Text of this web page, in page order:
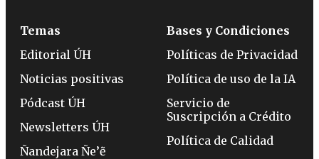
Temas
Editorial ÚH
Noticias positivas
Pódcast ÚH
Newsletters ÚH
Ñandejara Ñe’ẽ
Bases y Condiciones
Políticas de Privacidad
Política de uso de la IA
Servicio de
Suscripción a Crédito
Política de Calidad